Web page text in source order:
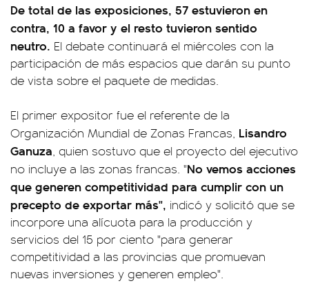
De total de las exposiciones, 57 estuvieron en
contra, 10 a favor y el resto tuvieron sentido
neutro. El debate continuará el miércoles con la
participación de más espacios que darán su punto
de vista sobre el paquete de medidas.
El primer expositor fue el referente de la
Organización Mundial de Zonas Francas, Lisandro
Ganuza, quien sostuvo que el proyecto del ejecutivo
no incluye a las zonas francas. "No vemos acciones
que generen competitividad para cumplir con un
precepto de exportar más", indicó y solicitó que se
incorpore una alícuota para la producción y
servicios del 15 por ciento "para generar
competitividad a las provincias que promuevan
nuevas inversiones y generen empleo".